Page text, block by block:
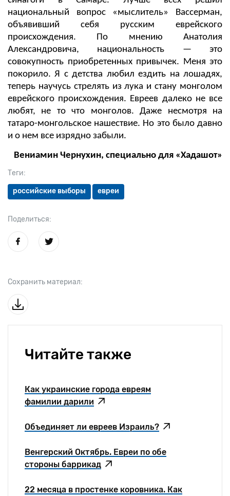
Теги:
российские выборы евреи
Поделиться:
Сохранить материал:
национальный вопрос «мыслитель» Вассерман,
объявивший себя русским еврейского
происхождения. По мнению Анатолия
Александровича, национальность — это
совокупность приобретенных привычек. Меня это
покорило. Я с детства любил ездить на лошадях,
теперь научусь стрелять из лука и стану монголом
еврейского происхождения. Евреев далеко не все
любят, не то что монголов. Даже несмотря на
татаро-монгольское нашествие. Но это было давно
и о нем все изрядно забыли.
Вениамин Чернухин, специально для «Хадашот»
Читайте также
Как украинские города евреям
фамилии дарили
Объединяет ли евреев Израиль?
Венгерский Октябрь. Евреи по обе
стороны баррикад
22 месяца в простенке коровника. Как